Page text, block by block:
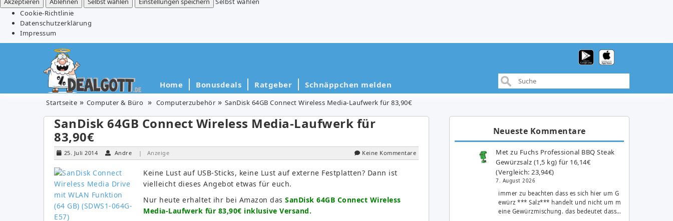
Cookie-Richtlinie
Datenschutzerklärung
Impressum
Home Bonusdeals Ratgeber Schnäppchen melden
Startseite Computer & Büro Computerzubehör SanDisk 64GB Connect Wireless Media-Laufwerk für 83,90€
SanDisk 64GB Connect Wireless Media-Laufwerk für
83,90€
25. Juli 2014 Andre | Anzeige Keine Kommentare
Keine Lust auf USB-Sticks, keine Lust auf externe Festplatten? Dann ist
vielleicht dieses Angebot etwas für euch.
Nur heute erhaltet ihr bei Amazon das SanDisk 64GB Connect Wireless
Media-Laufwerk für 83,90€ inklusive Versand.
Neueste Kommentare
Met zu Fuchs Professional BBQ Steak
Gewürzsalz (1,5 kg) für 16,14€
(Vergleich: 23,94€)
7. August 2026
immer zu beachten dass es sich hier um G
ewürz *** Salz*** handelt und nicht um m
eine Gewürzmischung. das bedeutet dass…